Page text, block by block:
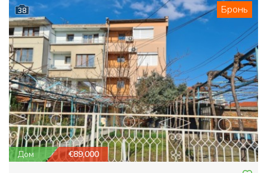
38 Бронь
Дом €89,000